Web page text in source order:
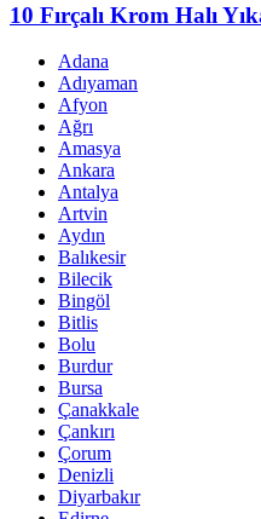
10 Fırçalı Krom Halı
Adana
Adıyaman
Afyon
Ağrı
Amasya
Ankara
Antalya
Artvin
Aydın
Balıkesir
Bilecik
Bingöl
Bitlis
Bolu
Burdur
Bursa
Çanakkale
Çankırı
Çorum
Denizli
Diyarbakır